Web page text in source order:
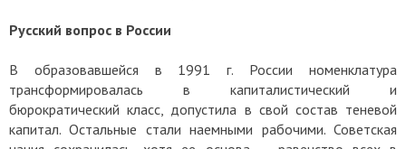
Русский вопрос в России
В образовавшейся в 1991 г. России номенклатура
трансформировалась в капиталистический и
бюрократический класс, допустила в свой состав теневой
капитал. Остальные стали наемными рабочими. Советская